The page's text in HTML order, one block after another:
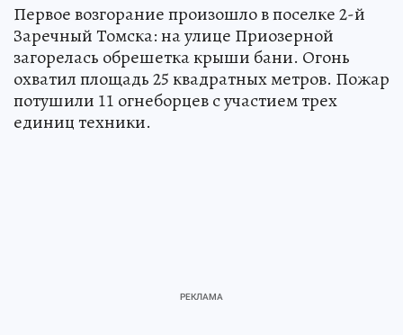
Первое возгорание произошло в поселке 2-й
Заречный Томска: на улице Приозерной
загорелась обрешетка крыши бани. Огонь
охватил площадь 25 квадратных метров. Пожар
потушили 11 огнеборцев с участием трех
единиц техники.